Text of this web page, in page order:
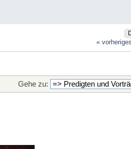
« vorheriges
Gehe zu: